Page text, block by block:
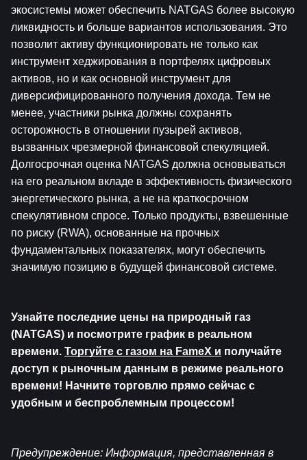
экосистемы может обеспечить NATGAS более высокую
ликвидность и больше вариантов использования. Это
позволит активу функционировать не только как
инструмент хеджирования в портфелях цифровых
активов, но и как основной инструмент для
диверсифицированного получения дохода. Тем не
менее, участники рынка должны сохранять
осторожность в отношении пузырей активов,
вызванных чрезмерной финансовой спекуляцией.
Долгосрочная оценка NATGAS должна основываться
на его реальном вкладе в эффективность физического
энергетического рынка, а не на краткосрочном
спекулятивном спросе. Только продукты, взвешенные
по риску (RWA), основанные на прочных
фундаментальных показателях, могут обеспечить
значимую позицию в будущей финансовой системе.
Узнайте последние цены на природный газ
(NATGAS) и посмотрите график в реальном
времени. Торгуйте с газом на FameX и получайте
доступ к рыночным данным в режиме реального
времени! Начните торговлю прямо сейчас с
удобным и беспроблемным процессом!
Предупреждение: Информация, представленная в